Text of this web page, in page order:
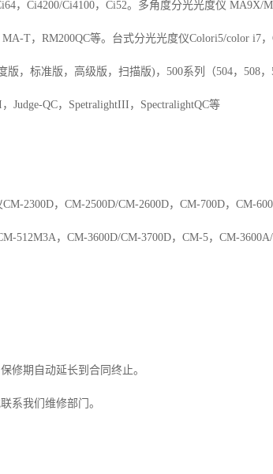
，Ci4200/Ci4100，Ci52。多角度分光光度仪 MA9X/
T，RM200QC等。台式分光光度仪Colori5/color i7，
，标准版，高级版，扫描版)，500系列（504，508，
Judge-QC，SpetralightIII，SpectralightQC等
2300D，CM-2500D/CM-2600D，CM-700D，CM-
512M3A，CM-3600D/CM-3700D，CM-5，CM-
修期自动延长到合同终止。
系我们维修部门。